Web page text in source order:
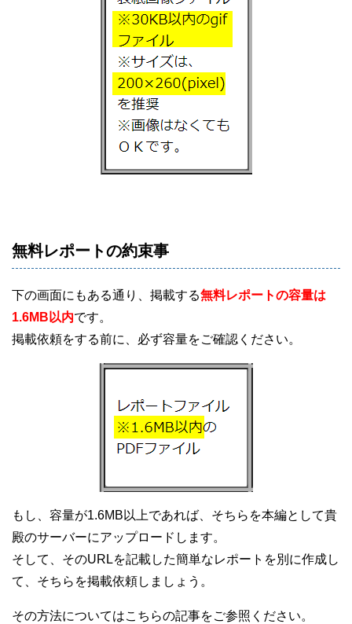
無料レポートの約束事
下の画面にもある通り、掲載する無料レポートの容量は
1.6MB以内です。
掲載依頼をする前に、必ず容量をご確認ください。
もし、容量が1.6MB以上であれば、そちらを本編として貴
殿のサーバーにアップロードします。
そして、そのURLを記載した簡単なレポートを別に作成し
て、そちらを掲載依頼しましょう。
その方法についてはこちらの記事をご参照ください。